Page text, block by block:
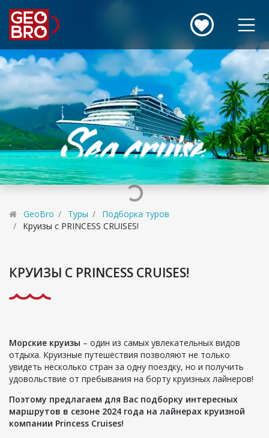
GeoBro Туры
Подборка туров
Круизы с PRINCESS CRUISES!
КРУИЗЫ С PRINCESS CRUISES!
Морские круизы – один из самых увлекательных видов
отдыха. Круизные путешествия позволяют не только
увидеть несколько стран за одну поездку, но и получить
удовольствие от пребывания на борту круизных лайнеров!
Поэтому предлагаем для Вас подборку интересных
маршрутов в сезоне 2024 года на лайнерах круизной
компании Princess Cruises!